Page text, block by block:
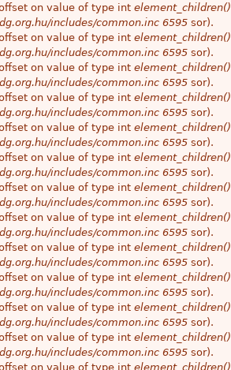
on value of type int element_children()
includes/common.inc 6595 sor).
on value of type int element_children()
includes/common.inc 6595 sor).
on value of type int element_children()
includes/common.inc 6595 sor).
on value of type int element_children()
includes/common.inc 6595 sor).
on value of type int element_children()
includes/common.inc 6595 sor).
on value of type int element_children()
includes/common.inc 6595 sor).
on value of type int element_children()
includes/common.inc 6595 sor).
on value of type int element_children()
includes/common.inc 6595 sor).
on value of type int element_children()
includes/common.inc 6595 sor).
on value of type int element_children()
includes/common.inc 6595 sor).
on value of type int element_children()
includes/common.inc 6595 sor).
on value of type int element_children()
includes/common.inc 6595 sor).
on value of type int element_children()